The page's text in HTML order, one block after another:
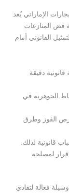
الإماراتي يُعد
فض المنازعات
القانوني أمام
دقيقة
الجوهرية في
الفوز وطرق
قانونية لذلك.
قرار لمصلحة
فعالة لتفادي